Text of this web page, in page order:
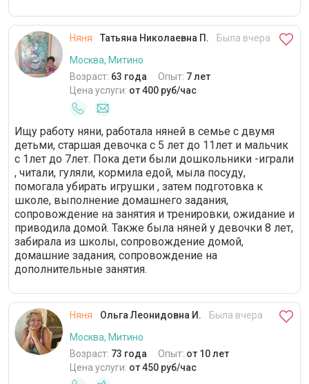
Няня Татьяна Николаевна П.
Была вчера
Москва, Митино
Возраст: 63 года Опыт: 7 лет
Цена услуги: от 400 руб/час
Ищу работу няни, работала няней в семье с двумя
детьми, старшая девочка с 5 лет до 11лет и мальчик
с 1лет до 7лет. Пока дети были дошкольники -играли
, читали, гуляли, кормила едой, мыла посуду,
помогала убирать игрушки , затем подготовка к
школе, выполнение домашнего задания,
сопровождение на занятия и тренировки, ожидание и
приводила домой. Также была няней у девочки 8 лет,
забирала из школы, сопровождение домой,
домашние задания, сопровождение на
дополнительные занятия.
Няня Ольга Леонидовна И.
Была вчера
Москва, Митино
Возраст: 73 года Опыт: от 10 лет
Цена услуги: от 450 руб/час